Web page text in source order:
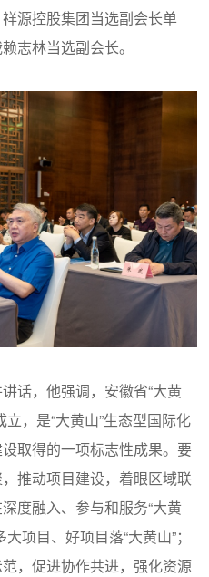
源控股集团当选副会长单
志林当选副会长。
话，他强调，安徽省“大黄
，是“大黄山”生态型国际化
取得的一项标志性成果。要
推动项目建设，着眼区域联
度融入、参与和服务“大黄
项目、好项目落“大黄山”；
，促进协作共进，强化资源